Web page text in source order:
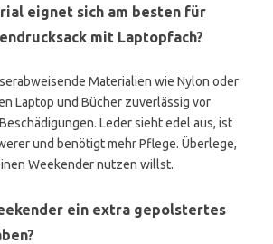
eignet sich am besten für
mit Laptopfach?
Materialien wie Nylon oder
Laptop und Bücher zuverlässig vor
Leder sieht edel aus, ist
und benötigt mehr Pflege. Überlege,
Weekender nutzen willst.
ein extra gepolstertes